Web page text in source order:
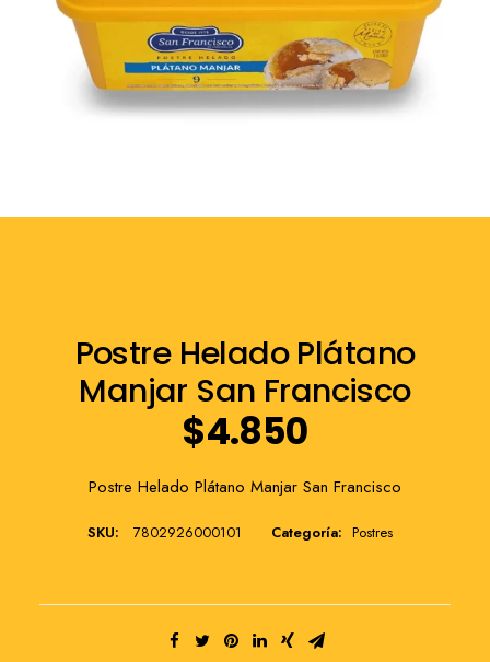
Postre Helado Plátano
Manjar San Francisco
$4.850
Postre Helado Plátano Manjar San Francisco
SKU: 7802926000101 Categoría: Postres